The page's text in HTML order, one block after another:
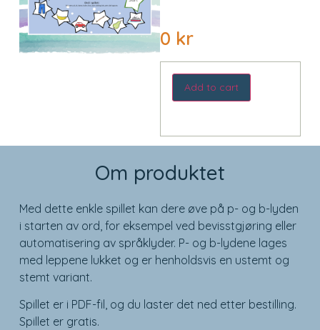
0 kr
Add to cart
Om produktet
Med dette enkle spillet kan dere øve på p- og b-lyden
i starten av ord, for eksempel ved bevisstgjøring eller
automatisering av språklyder. P- og b-lydene lages
med leppene lukket og er henholdsvis en ustemt og
stemt variant.
Spillet er i PDF-fil, og du laster det ned etter bestilling.
Spillet er gratis.